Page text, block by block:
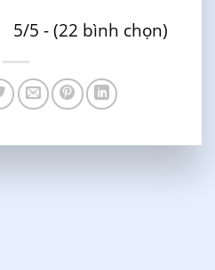
5/5 - (22 bình chọn)